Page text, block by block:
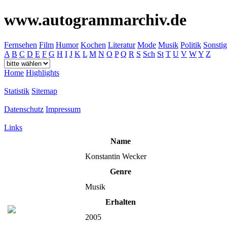
www.autogrammarchiv.de
Fernsehen Film Humor Kochen Literatur Mode Musik Politik
A B C D E F G H I J K L M N O P Q R S Sch St T U V WY Z
Home Highlights
Statistik Sitemap
Datenschutz Impressum
Links
Name
Konstantin Wecker
Genre
Musik
Erhalten
2005